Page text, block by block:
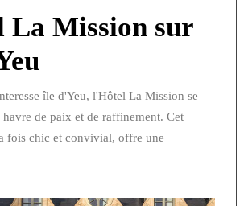
La Mission sur
île d'Yeu, l'Hôtel La Mission se
havre de paix et de raffinement. Cet
fois chic et convivial, offre une